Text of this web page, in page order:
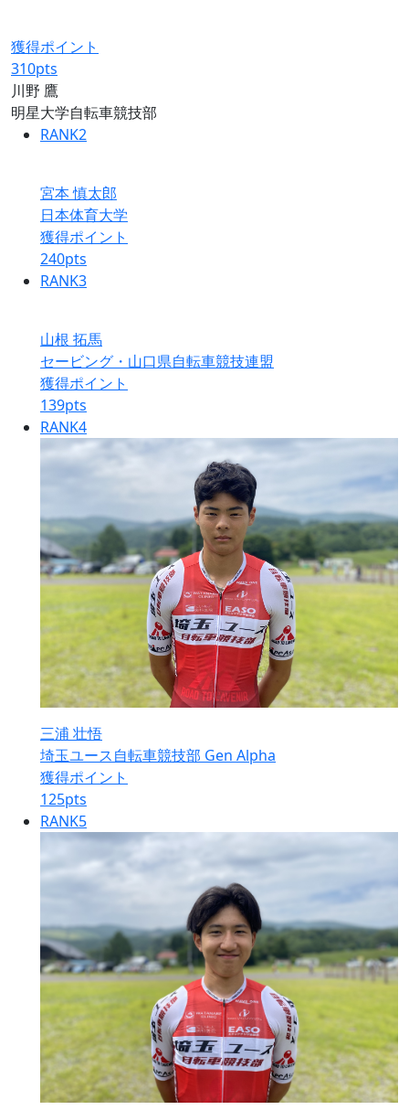
獲得ポイント
310pts
川野 鷹
明星大学自転車競技部
RANK2
宮本 慎太郎
日本体育大学
獲得ポイント
240pts
RANK3
山根 拓馬
セービング・山口県自転車競技連盟
獲得ポイント
139pts
RANK4
三浦 壮悟
埼玉ユース自転車競技部 Gen Alpha
獲得ポイント
125pts
RANK5